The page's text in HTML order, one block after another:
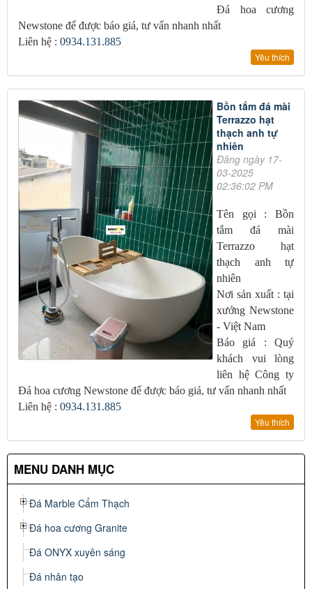
Đá hoa cương
Newstone để được báo giá, tư vấn nhanh nhất
Liên hệ : 0934.131.885
Yêu thích
Bồn tắm đá mài
Terrazzo hạt
thạch anh tự
nhiên
Đăng ngày 17-
03-2025
02:36:02 PM
Tên gọi : Bồn
tắm đá mài
Terrazzo hạt
thạch anh tự
nhiên
Nơi sản xuất : tại
xưởng Newstone
- Việt Nam
Báo giá : Quý
khách vui lòng
liên hệ Công ty
Đá hoa cương Newstone để được báo giá, tư vấn nhanh nhất
Liên hệ : 0934.131.885
Yêu thích
MENU DANH MỤC
Đá Marble Cẩm Thạch
Đá hoa cương Granite
Đá ONYX xuyên sáng
Đá nhân tạo